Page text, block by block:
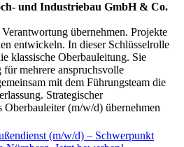
und Industriebau GmbH & Co.
übernehmen. Projekte
entwickeln. In dieser Schlüsselrolle
klassische Oberbauleitung. Sie
mehrere anspruchsvolle
mit dem Führungsteam die
Strategischer
(m/w/d) übernehmen